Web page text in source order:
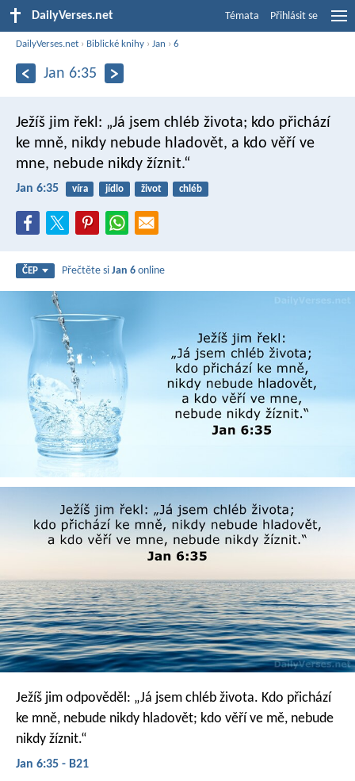
DailyVerses.net Témata Přihlásit se
DailyVerses.net › Biblické knihy ›Jan ›6
Jan 6:35
Ježíš jim řekl: „Já jsem chléb života; kdo přichází
ke mně, nikdy nebude hladovět, a kdo věří ve
mne, nebude nikdy žíznit.“
Jan 6:35 víra jídlo život chléb
ČEP Přečtěte siJan 6 online
Ježíš jim odpověděl: „Já jsem chléb života. Kdo přichází
ke mně, nebude nikdy hladovět; kdo věří ve mě, nebude
nikdy žíznit.“
Jan 6:35 - B21